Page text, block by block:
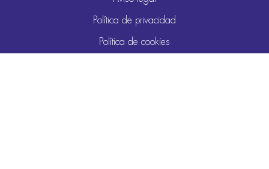
Política de privacidad
Política de cookies